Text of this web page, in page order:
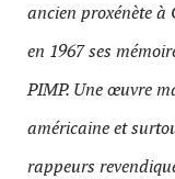
ancien proxénète à
en 1967 ses
PIMP. Une œuvre
américaine et
rappeurs